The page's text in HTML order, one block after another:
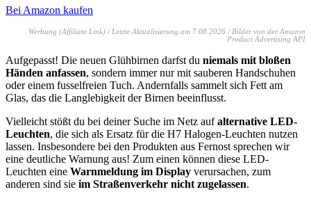
Bei Amazon kaufen
Werbung (Affiliate Link) / Letzte Aktualisierung am 7.08.2026 / Bilder von der Amazon
Product Advertising API
Aufgepasst! Die neuen Glühbirnen darfst du niemals mit bloßen
Händen anfassen, sondern immer nur mit sauberen Handschuhen
oder einem fusselfreien Tuch. Andernfalls sammelt sich Fett am
Glas, das die Langlebigkeit der Birnen beeinflusst.
Vielleicht stößt du bei deiner Suche im Netz aufalternative LED-
Leuchten, die sich als Ersatz für die H7 Halogen-Leuchten nutzen
lassen. Insbesondere bei den Produkten aus Fernost sprechen wir
eine deutliche Warnung aus! Zum einen können diese LED-
Leuchten eine Warnmeldung im Display verursachen, zum
anderen sind sie im Straßenverkehr nicht zugelassen.